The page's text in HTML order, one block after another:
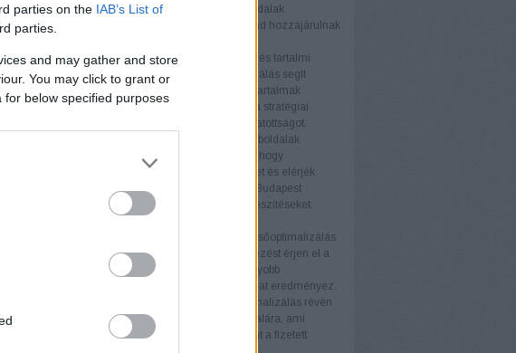
parties on the IAB’s List of
parties.
and may gather and store
You may click to grant or
below specified purposes
értékesítés fellendítésében. A termékoldalak
optimalizálása és a technikai SEO mind hozzájárulnak
Blogok és tartalmi webhelyek
A blogok és tartalmi
webhelyek számára a keresőoptimalizálás segít
növelni az olvasói bázist és javítani a tartalmak
elérhetőségét. Az értékes tartalom és a stratégiai
kulcsszavak használata növeli a látogatottságot.
A nagyvállalati weboldalak
komplex SEO stratégiákat igényelnek, hogy
hatékonyan növeljék online jelenlétüket és elérjék
üzleti céljaikat. A keresőoptimalizálás Budapest
szolgáltatás támogatja ezeket az erőfeszítéseket.
A keresőoptimalizálás
célja, hogy weboldala magasabb helyezést érjen el a
keresőmotorok találati listáján. Ez nagyobb
láthatóságot és több organikus forgalmat eredményez.
A keresőoptimalizálás révén
több organikus látogató érkezik az oldalára, ami
hosszú távon költséghatékonyabb, mint a fizetett